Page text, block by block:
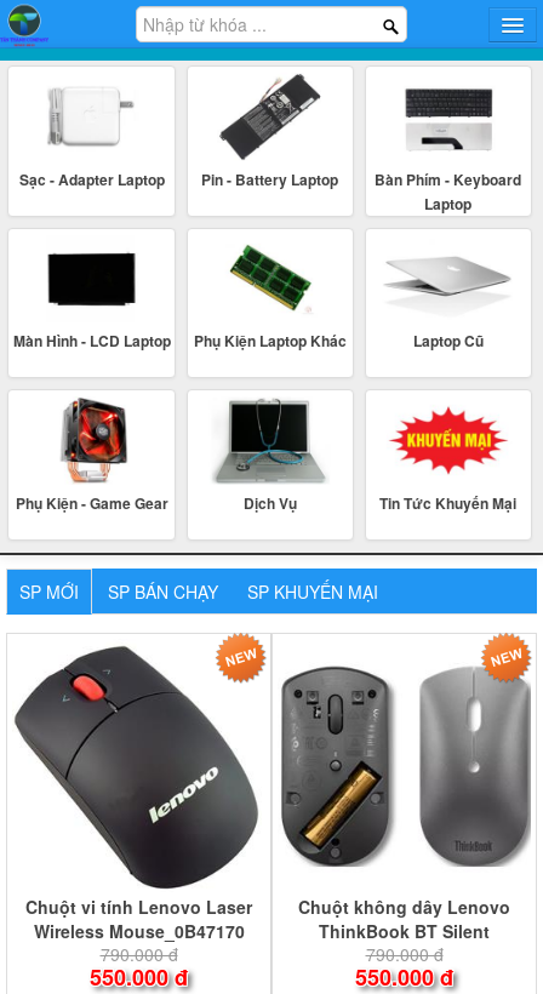
Trang chủ
Hướng dẫn
Tin tức
Liên Hệ Mua Sỉ
Sạc - Adapter Laptop Pin - Battery Laptop
Bàn Phím - Keyboard
Laptop
Màn Hình - LCD Laptop Phụ Kiện Laptop Khác Laptop Cũ
Phụ Kiện - Game Gear Dịch Vụ Tin Tức Khuyến Mại
SP MỚI SP BÁN CHẠY SP KHUYẾN MẠI
Chuột vi tính Lenovo Laser
Wireless Mouse_0B47170
790.000 đ
550.000 đ
Chuột không dây Lenovo
ThinkBook BT Silent
Mouse_4Y50X88824 CHÍNH
HÃNG
790.000 đ
550.000 đ